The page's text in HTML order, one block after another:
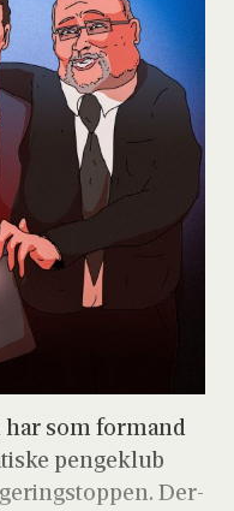
har som for­mand
pen­ge­klub
Der­